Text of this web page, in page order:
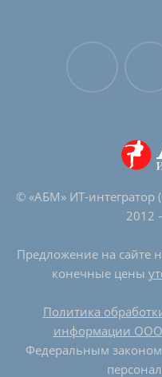
© «АБМ» ИТ-
2012
Предложение на сайте
конечные цены
Политика
информации
Федеральным